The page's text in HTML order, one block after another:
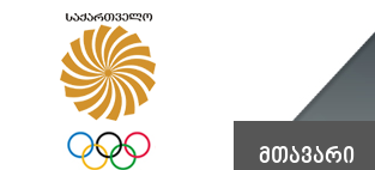
მთავარი